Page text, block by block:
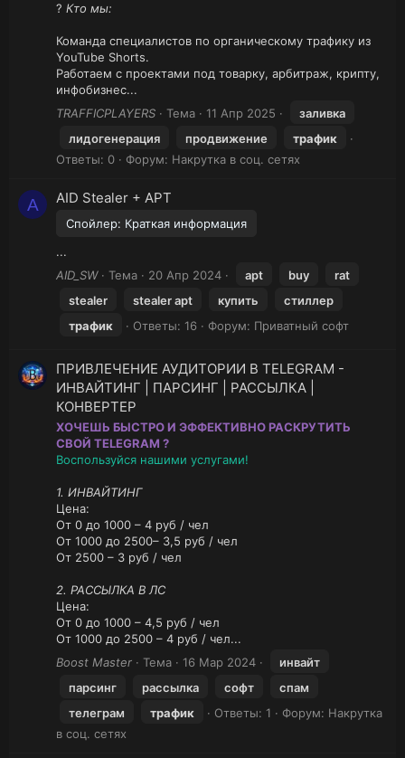
? Кто мы:
Команда специалистов по органическому трафику из
YouTube Shorts.
Работаем с проектами под товарку, арбитраж, крипту,
инфобизнес...
TRAFFICPLAYERS
Тема 11 Апр 2025
заливка
лидогенерация
продвижение
трафик
Ответы: 0
Форум: Накрутка в соц. сетях
A AID Stealer + APT
Спойлер: Краткая информация
...
AID_SW
Тема 20 Апр 2024 apt buy
rat
stealer
stealer apt купить
стиллер
трафик
Ответы: 16 Форум: Приватный софт
ПРИВЛЕЧЕНИЕ АУДИТОРИИ В TELEGRAM -
ИНВАЙТИНГ | ПАРСИНГ | РАССЫЛКА |
КОНВЕРТЕР
ХОЧЕШЬ БЫСТРО И ЭФФЕКТИВНО РАСКРУТИТЬ
СВОЙ TELEGRAM ?
Воспользуйся нашими услугами!
1. ИНВАЙТИНГ
Цена:
От 0 до 1000 – 4 руб / чел
От 1000 до 2500– 3,5 руб / чел
От 2500 – 3 руб / чел
2. РАССЫЛКА В ЛС
Цена:
От 0 до 1000 – 4,5 руб / чел
От 1000 до 2500 – 4 руб / чел...
Boost Master
Тема 16 Мар 2024
инвайт
парсинг
рассылка софт
спам
телеграм
трафик Ответы: 1 Форум: Накрутка
в соц. сетях